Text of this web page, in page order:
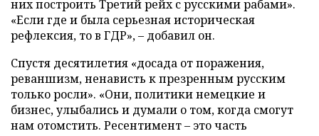
них построить Третий рейх с русскими рабами».
«Если где и была серьезная историческая
рефлексия, то в ГДР», – добавил он.
Спустя десятилетия «досада от поражения,
реваншизм, ненависть к презренным русским
только росли». «Они, политики немецкие и
бизнес, улыбались и думали о том, когда смогут
нам отомстить. Ресентимент – это часть